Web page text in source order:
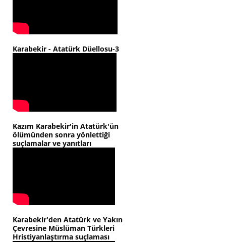
Karabekir - Atatürk Düellosu-3
Kazım Karabekir'in Atatürk'ün
ölümünden sonra yönlettiği
suçlamalar ve yanıtları
Karabekir'den Atatürk ve Yakın
Çevresine Müslüman Türkleri
Hristiyanlaştırma suçlaması